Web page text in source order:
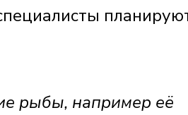
рыбы, например её